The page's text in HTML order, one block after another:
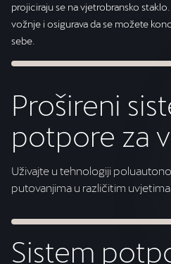
projiciraju se na vjetrobransko
vožnje i osigurava da se možete
sebe.
Prošireni
potpore za
Uživajte u tehnologiji
putovanjima u različitim
Sistem